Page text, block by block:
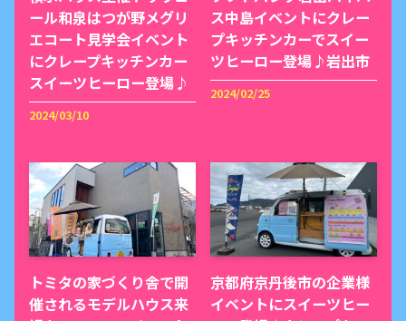
ール和泉はつが野メグリ
エコート見学会イベント
にクレープキッチンカー
スイーツヒーロー登場♪
2024/03/10
ス中島イベントにクレー
プキッチンカーでスイー
ツヒーロー登場♪岩出市
2024/02/25
トミタの家づくり舎で開
催されるモデルハウス来
京都府京丹後市の企業様
イベントにスイーツヒー